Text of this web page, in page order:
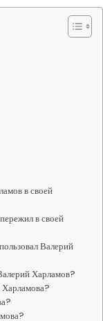
в своей
в своей
Валерий
Харламов?